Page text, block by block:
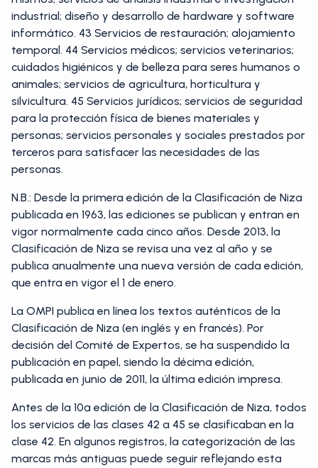
industrial; diseño y desarrollo de hardware y software
informático. 43 Servicios de restauración; alojamiento
temporal. 44 Servicios médicos; servicios veterinarios;
cuidados higiénicos y de belleza para seres humanos o
animales; servicios de agricultura, horticultura y
silvicultura. 45 Servicios jurídicos; servicios de seguridad
para la protección física de bienes materiales y
personas; servicios personales y sociales prestados por
terceros para satisfacer las necesidades de las
personas.
N.B.: Desde la primera edición de la Clasificación de Niza
publicada en 1963, las ediciones se publican y entran en
vigor normalmente cada cinco años. Desde 2013, la
Clasificación de Niza se revisa una vez al año y se
publica anualmente una nueva versión de cada edición,
que entra en vigor el 1 de enero.
La OMPI publica en línea los textos auténticos de la
Clasificación de Niza (en inglés y en francés). Por
decisión del Comité de Expertos, se ha suspendido la
publicación en papel, siendo la décima edición,
publicada en junio de 2011, la última edición impresa.
Antes de la 10ª edición de la Clasificación de Niza, todos
los servicios de las clases 42 a 45 se clasificaban en la
clase 42. En algunos registros, la categorización de las
marcas más antiguas puede seguir reflejando esta